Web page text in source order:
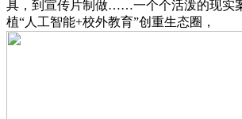
具，到宣传片制做……一个个活泼的现实
植“人工智能+校外教育”创重生态圈，